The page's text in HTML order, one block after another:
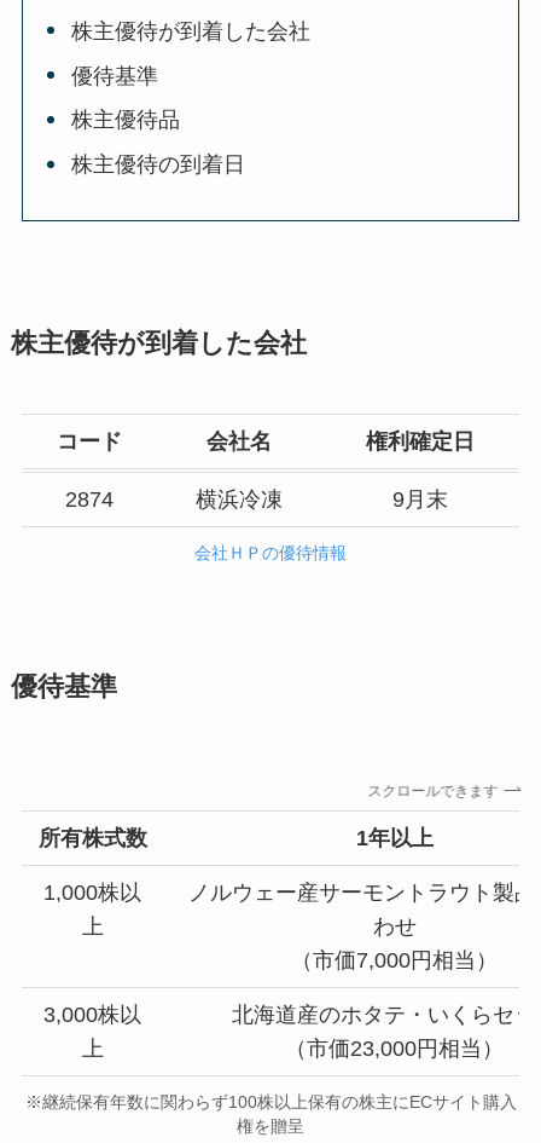
株主優待が到着した会社
優待基準
株主優待品
株主優待の到着日
株主優待が到着した会社
コード 会社名 権利確定日
2874 横浜冷凍 9月末
会社ＨＰの優待情報
優待基準
スクロールできます
所有株式数 1年以上
1,000株以
上
ノルウェー産サーモントラウト製
わせ
（市価7,000円相当）
3,000株以
上
北海道産のホタテ・いくらセッ
（市価23,000円相当）
※継続保有年数に関わらず100株以上保有の株主にECサイト購入
権を贈呈